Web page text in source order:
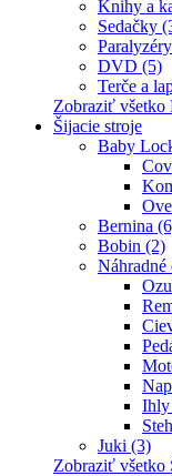
Knihy a
Sedačky
DVD (5)
Terče a
Zobraziť všetko
Šijacie stroje
Baby
Bernina
Bobin (2)
Ihly
Juki (3)
Zobraziť všetko